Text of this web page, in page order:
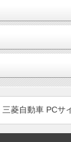
三菱自動車 PCサ